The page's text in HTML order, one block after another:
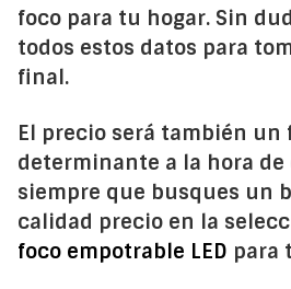
foco para tu hogar. Sin
todos estos datos para
final.
El precio será también un
determinante a la hora
siempre que busques un
calidad precio en la
foco empotrable LED para